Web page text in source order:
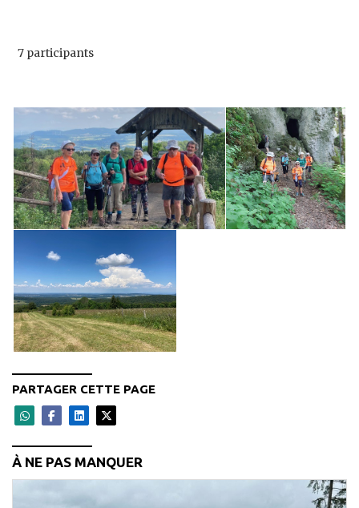
7 participants
PARTAGER CETTE PAGE
À NE PAS MANQUER